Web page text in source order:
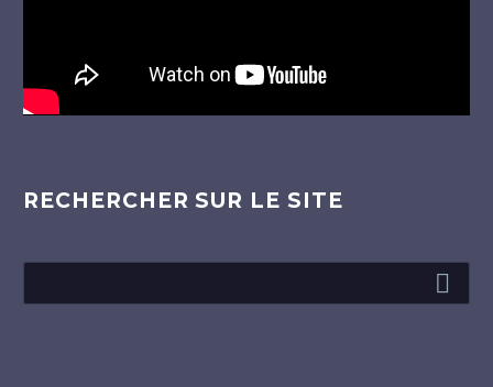
RECHERCHER SUR LE SITE